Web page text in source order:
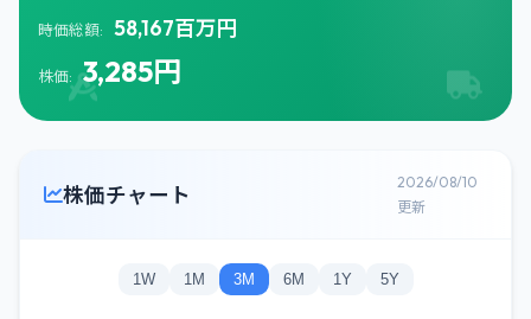
時価総額: 58,167百万円
株価: 3,285円
株価チャート
2026/08/10
更新
1W 1M 3M 6M 1Y 5Y